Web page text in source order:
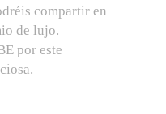
compartir en
de lujo.
por este